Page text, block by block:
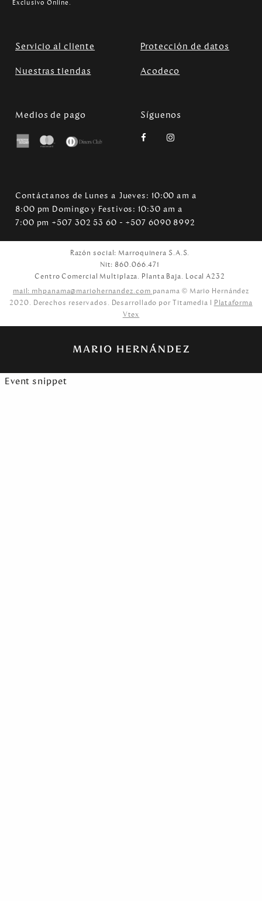
Exclusivo Online.
Servicio al cliente Protección de datos
Nuestras tiendas Acodeco
Medios de pago Síguenos
Contáctanos de Lunes a Jueves: 10:00 am a
8:00 pm Domingo y Festivos: 10:30 am a
7:00 pm +507 302 53 60 - +507 6090 8992
Razón social: Marroquinera S.A.S.
Nit: 860.066.471
Centro Comercial Multiplaza. Planta Baja. Local A232
mail: mhpanama@mariohernandez.com panama © Mario Hernández
2020. Derechos reservados. Desarrollado por Titamedia l Plataforma
Vtex
Event snippet